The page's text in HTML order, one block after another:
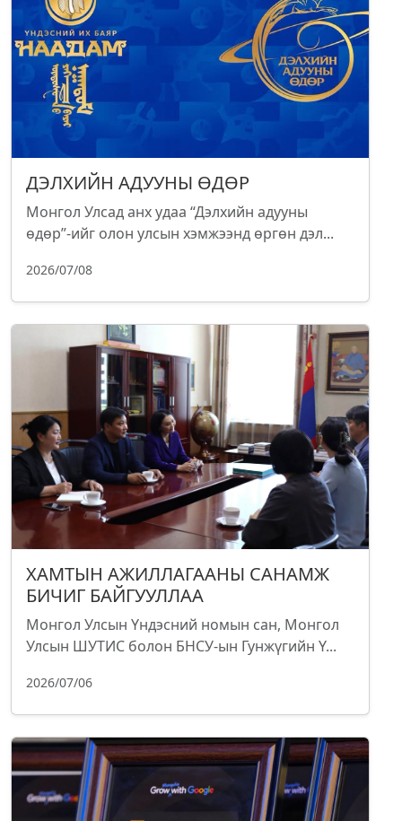
ДЭЛХИЙН АДУУНЫ ӨДӨР
Монгол Улсад анх удаа “Дэлхийн адууны
өдөр”-ийг олон улсын хэмжээнд өргөн дэл...
2026/07/08
ХАМТЫН АЖИЛЛАГААНЫ САНАМЖ
БИЧИГ БАЙГУУЛЛАА
Монгол Улсын Үндэсний номын сан, Монгол
Улсын ШУТИС болон БНСУ-ын Гунжүгийн Ү...
2026/07/06